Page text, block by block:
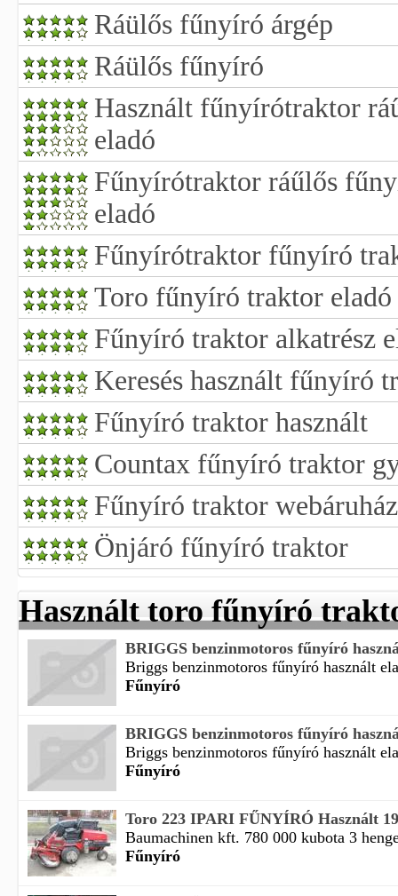
Ráülős fűnyíró árgép
Ráülős fűnyíró
Használt fűnyírótraktor
eladó
Fűnyírótraktor ráűlős
eladó
Fűnyírótraktor fűnyíró
Toro fűnyíró traktor eladó
Fűnyíró traktor alkatrész
Keresés használt fűnyíró
Fűnyíró traktor használt
Countax fűnyíró traktor
Fűnyíró traktor webáruház
Önjáró fűnyíró traktor
Használt toro fűnyíró
BRIGGS benzinmotoros fűnyíró
Briggs benzinmotoros fűnyíró használt
Fűnyíró
BRIGGS benzinmotoros fűnyíró
Briggs benzinmotoros fűnyíró használt
Fűnyíró
Toro 223 IPARI FŰNYÍRÓ Használt
Baumachinen kft. 780 000 kubota 3
Fűnyíró